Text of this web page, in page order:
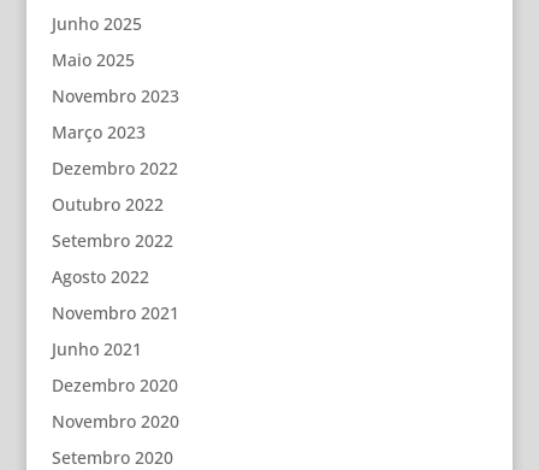
Junho 2025
Maio 2025
Novembro 2023
Março 2023
Dezembro 2022
Outubro 2022
Setembro 2022
Agosto 2022
Novembro 2021
Junho 2021
Dezembro 2020
Novembro 2020
Setembro 2020